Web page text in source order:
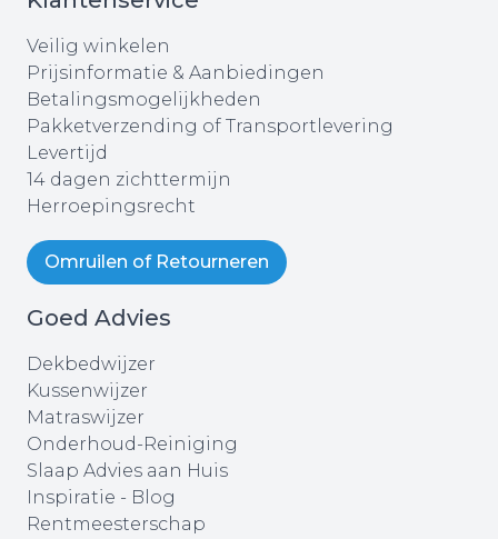
Veilig winkelen
Prijsinformatie & Aanbiedingen
Betalingsmogelijkheden
Pakketverzending of Transportlevering
Levertijd
14 dagen zichttermijn
Herroepingsrecht
Omruilen of Retourneren
Goed Advies
Dekbedwijzer
Kussenwijzer
Matraswijzer
Onderhoud-Reiniging
Slaap Advies aan Huis
Inspiratie - Blog
Rentmeesterschap